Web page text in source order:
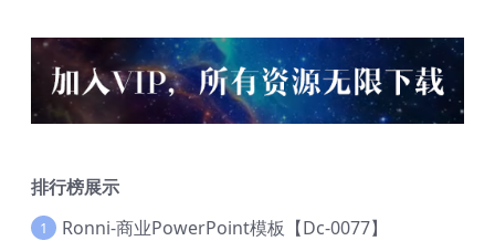
排行榜展示
1 Ronni-商业PowerPoint模板【Dc-0077】